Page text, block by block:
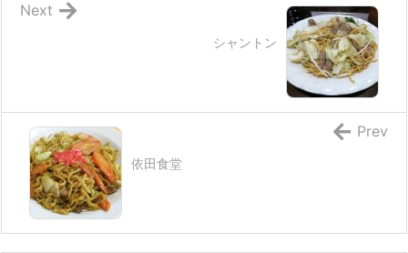
シャントン
Next
依田食堂
Prev